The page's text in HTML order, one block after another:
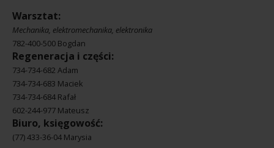
Warsztat:
Mechanika, elektromechanika, elektronika
782-400-500 Bogdan
Regeneracja i części:
734-734-682 Adam
734-734-683 Maciek
734-734-684 Rafał
602-244-977 Mateusz
Biuro, księgowość:
(77) 433-36-04 Marysia